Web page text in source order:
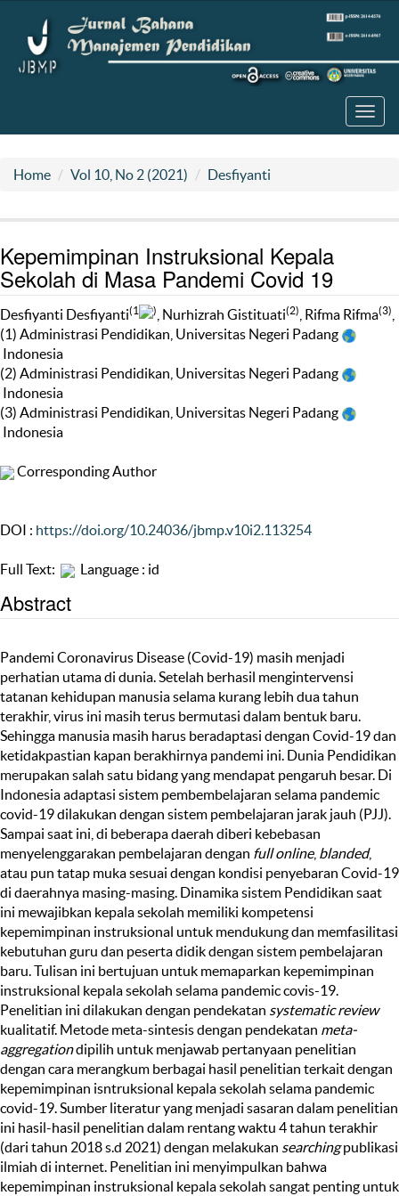
Home Vol 10, No 2 (2021) Desfiyanti
Kepemimpinan Instruksional Kepala
Sekolah di Masa Pandemi Covid 19
Desfiyanti Desfiyanti(1 ) , Nurhizrah Gistituati(2) , Rifma Rifma(3)
(1) Administrasi Pendidikan, Universitas Negeri Padang
Indonesia
(2) Administrasi Pendidikan, Universitas Negeri Padang
Indonesia
(3) Administrasi Pendidikan, Universitas Negeri Padang
Indonesia
Corresponding Author
DOI : https://doi.org/10.24036/jbmp.v10i2.113254
Full Text: Language : id
Abstract
Pandemi Coronavirus Disease (Covid-19) masih menjadi
perhatian utama di dunia. Setelah berhasil mengintervensi
tatanan kehidupan manusia selama kurang lebih dua tahun
terakhir, virus ini masih terus bermutasi dalam bentuk baru.
Sehingga manusia masih harus beradaptasi dengan Covid-19 dan
ketidakpastian kapan berakhirnya pandemi ini. Dunia Pendidikan
merupakan salah satu bidang yang mendapat pengaruh besar. Di
Indonesia adaptasi sistem pembembelajaran selama pandemic
covid-19 dilakukan dengan sistem pembelajaran jarak jauh (PJJ).
Sampai saat ini, di beberapa daerah diberi kebebasan
menyelenggarakan pembelajaran dengan full online, blanded,
atau pun tatap muka sesuai dengan kondisi penyebaran Covid-19
di daerahnya masing-masing. Dinamika sistem Pendidikan saat
ini mewajibkan kepala sekolah memiliki kompetensi
kepemimpinan instruksional untuk mendukung dan memfasilitasi
kebutuhan guru dan peserta didik dengan sistem pembelajaran
baru. Tulisan ini bertujuan untuk memaparkan kepemimpinan
instruksional kepala sekolah selama pandemic covis-19.
Penelitian ini dilakukan dengan pendekatan systematic review
kualitatif. Metode meta-sintesis dengan pendekatan meta-
aggregationdipilih untuk menjawab pertanyaan penelitian
dengan cara merangkum berbagai hasil penelitian terkait dengan
kepemimpinan isntruksional kepala sekolah selama pandemic
covid-19. Sumber literatur yang menjadi sasaran dalam penelitian
ini hasil-hasil penelitian dalam rentang waktu 4 tahun terakhir
(dari tahun 2018 s.d 2021) dengan melakukan searchingpublikasi
ilmiah di internet. Penelitian ini menyimpulkan bahwa
kepemimpinan instruksional kepala sekolah sangat penting untuk